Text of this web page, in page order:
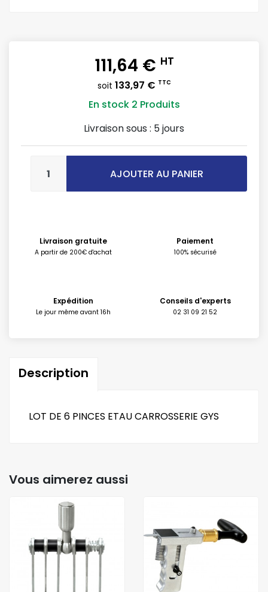
111,64 € HT
soit 133,97 € TTC
En stock 2 Produits
Livraison sous : 5 jours
AJOUTER AU PANIER
Livraison gratuite
A partir de 200€ d'achat
Paiement
100% sécurisé
Expédition
Le jour même avant 16h
Conseils d'experts
02 31 09 21 52
Description
LOT DE 6 PINCES ETAU CARROSSERIE GYS
Vous aimerez aussi